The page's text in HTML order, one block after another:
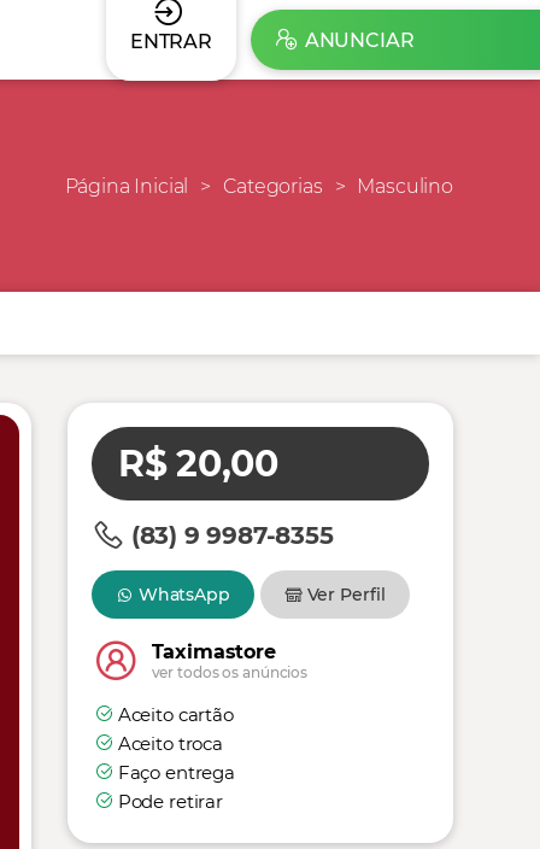
ENTRAR ANUNCIAR
Página Inicial Categorias Masculino
R$ 20,00
(83) 9 9987-8355
WhatsApp Ver Perfil
Taximastore
ver todos os anúncios
Aceito cartão
Aceito troca
Faço entrega
Pode retirar